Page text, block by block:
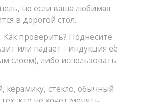
но если ваша любимая
в дорогой стол.
проверить? Поднесите
или падает - индукция её
слоем), либо использовать
керамику, стекло, обычный